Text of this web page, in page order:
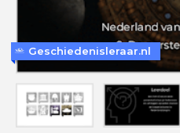
Geschiedenisleraar.nl